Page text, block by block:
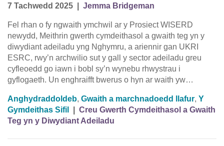
7 Tachwedd 2025 Jemma Bridgeman
Fel rhan o fy ngwaith ymchwil ar y Prosiect WISERD
newydd, Meithrin gwerth cymdeithasol a gwaith teg yn y
diwydiant adeiladu yng Nghymru, a ariennir gan UKRI
ESRC, rwy’n archwilio sut y gall y sector adeiladu greu
cyfleoedd go iawn i bobl sy’n wynebu rhwystrau i
gyflogaeth. Un enghraifft bwerus o hyn ar waith yw…
Anghydraddoldeb, Gwaith a marchnadoedd llafur, Y
Gymdeithas Sifil
Creu Gwerth Cymdeithasol a Gwaith
Teg yn y Diwydiant Adeiladu